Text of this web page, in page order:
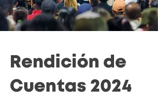
Rendición de
Cuentas 2024